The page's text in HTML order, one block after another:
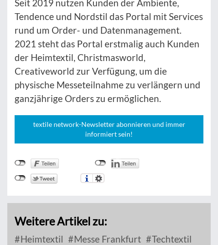
Seit 2019 nutzen Kunden der Ambiente,
Tendence und Nordstil das Portal mit Services
rund um Order- und Datenmanagement.
2021 steht das Portal erstmalig auch Kunden
der Heimtextil, Christmasworld,
Creativeworld zur Verfügung, um die
physische Messeteilnahme zu verlängern und
ganzjährige Orders zu ermöglichen.
textile network-Newsletter abonnieren und immer
informiert sein!
Weitere Artikel zu:
Heimtextil Messe Frankfurt
Techtextil